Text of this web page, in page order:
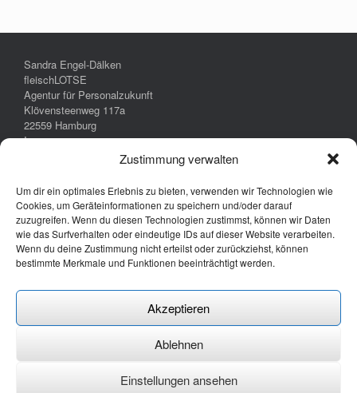
Zustimmung verwalten
Um dir ein optimales Erlebnis zu bieten, verwenden wir Technologien wie
Cookies, um Geräteinformationen zu speichern und/oder darauf
zuzugreifen. Wenn du diesen Technologien zustimmst, können wir Daten
wie das Surfverhalten oder eindeutige IDs auf dieser Website verarbeiten.
Wenn du deine Zustimmung nicht erteilst oder zurückziehst, können
bestimmte Merkmale und Funktionen beeinträchtigt werden.
Akzeptieren
Ablehnen
Einstellungen ansehen
Sandra Engel-Dälken
fleischLOTSE
Agentur für Personalzukunft
Klövensteenweg 117a
22559 Hamburg
Impressum